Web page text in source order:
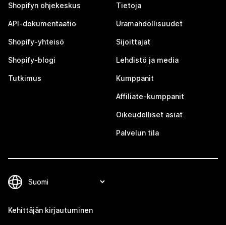
Shopifyn ohjekeskus
API-dokumentaatio
Shopify-yhteisö
Shopify-blogi
Tutkimus
Tietoja
Uramahdollisuudet
Sijoittajat
Lehdistö ja media
Kumppanit
Affiliate-kumppanit
Oikeudelliset asiat
Palvelun tila
Kehittäjän kirjautuminen